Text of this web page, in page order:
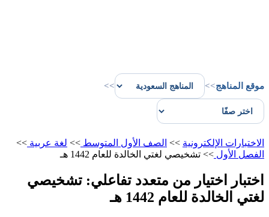
موقع المناهج>>
>>
الاختبارات الإلكترونية >> الصف الأول المتوسط >> لغة عربية >>
الفصل الأول >> تشخيصي لغتي الخالدة للعام 1442 هـ
اختبار اختيار من متعدد تفاعلي: تشخيصي
لغتي الخالدة للعام 1442 هـ